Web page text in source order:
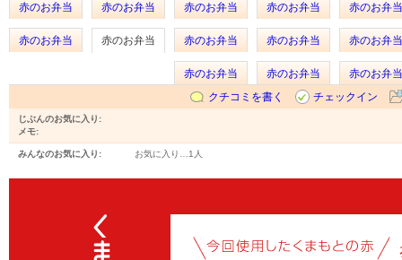
赤のお弁当 赤のお弁当 赤のお弁当 赤のお弁当 赤のお弁当
赤のお弁当 赤のお弁当 赤のお弁当 赤のお弁当 赤のお弁当
赤のお弁当 赤のお弁当
赤のお弁当
クチコミを書く
チェックイン
じぶんのお気に入り:
メモ:
みんなのお気に入り: お気に入り… 1人